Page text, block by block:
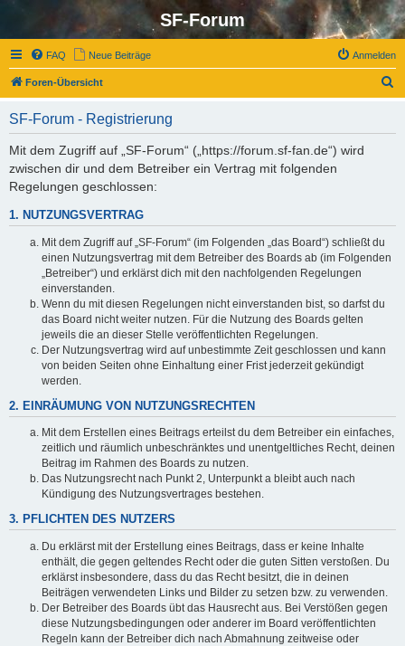
SF-Forum
FAQ Neue Beiträge Anmelden
Foren-Übersicht
SF-Forum - Registrierung
Mit dem Zugriff auf „SF-Forum“ („https://forum.sf-fan.de“) wird
zwischen dir und dem Betreiber ein Vertrag mit folgenden
Regelungen geschlossen:
1. NUTZUNGSVERTRAG
Mit dem Zugriff auf „SF-Forum“ (im Folgenden „das Board“) schließt du
einen Nutzungsvertrag mit dem Betreiber des Boards ab (im Folgenden
„Betreiber“) und erklärst dich mit den nachfolgenden Regelungen
einverstanden.
Wenn du mit diesen Regelungen nicht einverstanden bist, so darfst du
das Board nicht weiter nutzen. Für die Nutzung des Boards gelten
jeweils die an dieser Stelle veröffentlichten Regelungen.
Der Nutzungsvertrag wird auf unbestimmte Zeit geschlossen und kann
von beiden Seiten ohne Einhaltung einer Frist jederzeit gekündigt
werden.
2. EINRÄUMUNG VON NUTZUNGSRECHTEN
Mit dem Erstellen eines Beitrags erteilst du dem Betreiber ein einfaches,
zeitlich und räumlich unbeschränktes und unentgeltliches Recht, deinen
Beitrag im Rahmen des Boards zu nutzen.
Das Nutzungsrecht nach Punkt 2, Unterpunkt a bleibt auch nach
Kündigung des Nutzungsvertrages bestehen.
3. PFLICHTEN DES NUTZERS
Du erklärst mit der Erstellung eines Beitrags, dass er keine Inhalte
enthält, die gegen geltendes Recht oder die guten Sitten verstoßen. Du
erklärst insbesondere, dass du das Recht besitzt, die in deinen
Beiträgen verwendeten Links und Bilder zu setzen bzw. zu verwenden.
Der Betreiber des Boards übt das Hausrecht aus. Bei Verstößen gegen
diese Nutzungsbedingungen oder anderer im Board veröffentlichten
Regeln kann der Betreiber dich nach Abmahnung zeitweise oder